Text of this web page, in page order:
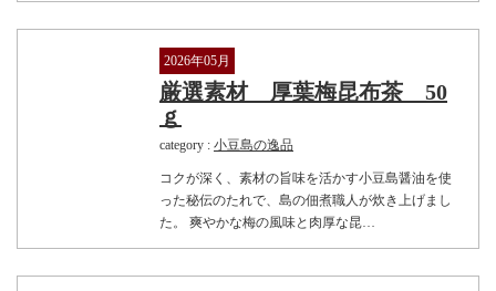
2026年05月
厳選素材 厚葉梅昆布茶 50
ｇ
category : 小豆島の逸品
コクが深く、素材の旨味を活かす小豆島醤油を使
った秘伝のたれで、島の佃煮職人が炊き上げまし
た。 爽やかな梅の風味と肉厚な昆…